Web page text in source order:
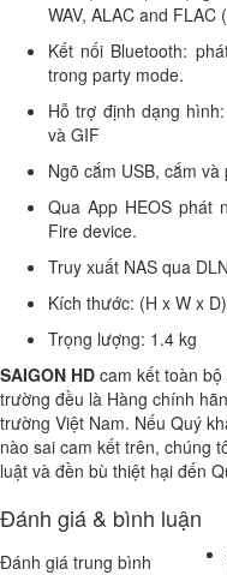
WAV, ALAC and
Kết nối Bluetooth:
trong party mode.
Hỗ trợ định dạng
và GIF
Ngõ cắm USB, cắm
Qua App HEOS phát
Fire device.
Truy xuất NAS qua
Kích thước: (H x W x
Trọng lượng: 1.4 kg
SAIGON HD cam kết toàn
trường đều là Hàng chính
trường Việt Nam. Nếu Quý
nào sai cam kết trên, chúng
luật và đền bù thiệt hại đến
Đánh giá & bình luận
Đánh giá trung bình